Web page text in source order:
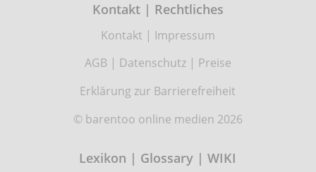
Kontakt | Rechtliches
Kontakt | Impressum
AGB| Datenschutz| Preise
Erklärung zur Barrierefreiheit
© barentoo online medien 2026
Lexikon | Glossary | WIKI